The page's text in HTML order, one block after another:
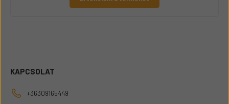
KAPCSOLAT
+36309165449